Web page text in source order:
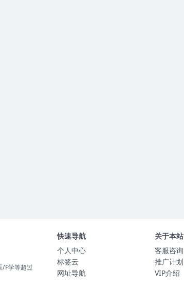
/F学等超过
快速导航
个人中心
标签云
网址导航
关于本站
客服咨询
推广计划
VIP介绍